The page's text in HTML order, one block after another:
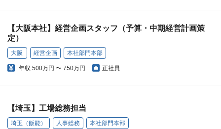
【大阪本社】経営企画スタッフ（予算・中期経営計画策
定）
大阪 経営企画 本社部門本部
年収 500万円 〜 750万円 正社員
【埼玉】工場総務担当
埼玉（飯能） 人事総務 本社部門本部